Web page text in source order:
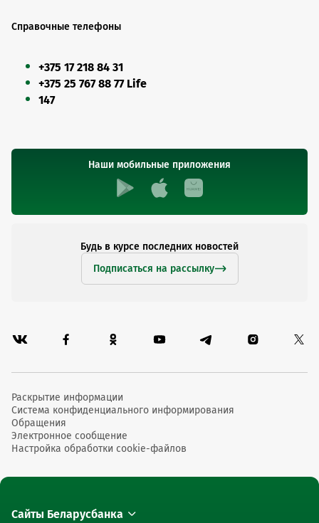
Справочные телефоны
+375 17 218 84 31
+375 25 767 88 77 Life
147
Наши мобильные приложения
Будь в курсе последних новостей
Подписаться на рассылку
Раскрытие информации
Система конфиденциального информирования
Обращения
Электронное сообщение
Настройка обработки cookie-файлов
Сайты Беларусбанка